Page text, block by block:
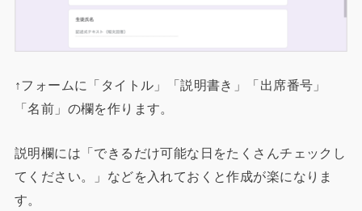
↑フォームに「タイトル」「説明書き」「出席番号」
「名前」の欄を作ります。
説明欄には「できるだけ可能な日をたくさんチェックし
てください。」などを入れておくと作成が楽になりま
す。